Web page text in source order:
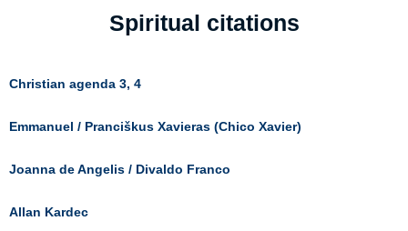
Spiritual citations
Christian agenda 3, 4
Emmanuel / Pranciškus Xavieras (Chico Xavier)
Joanna de Angelis / Divaldo Franco
Allan Kardec